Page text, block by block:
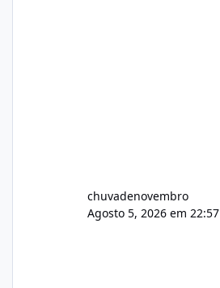
chuvadenovembro
Agosto 5, 2026 em 22:57